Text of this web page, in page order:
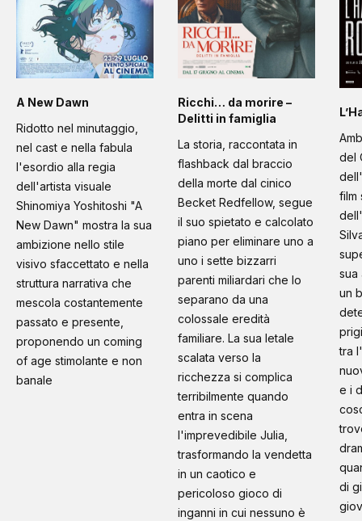
A New Dawn
Ridotto nel minutaggio,
nel cast e nella fabula
l'esordio alla regia
dell'artista visuale
Shinomiya Yoshitoshi "A
New Dawn" mostra la sua
ambizione nello stile
visivo sfaccettato e nella
struttura narrativa che
mescola costantemente
passato e presente,
proponendo un coming
of age stimolante e non
banale
Ricchi… da morire –
Delitti in famiglia
La storia, raccontata in
flashback dal braccio
della morte dal cinico
Becket Redfellow, segue
il suo spietato e calcolato
piano per eliminare uno a
uno i sette bizzarri
parenti miliardari che lo
separano da una
colossale eredità
familiare. La sua letale
scalata verso la
ricchezza si complica
terribilmente quando
entra in scena
l'imprevedibile Julia,
trasformando la vendetta
in un caotico e
pericoloso gioco di
inganni in cui nessuno è
del
film
sua
un
tra
e i
di